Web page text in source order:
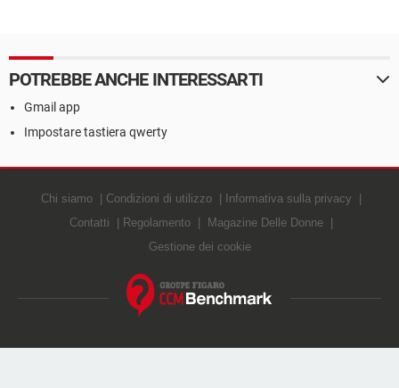
POTREBBE ANCHE INTERESSARTI
Gmail app
Impostare tastiera qwerty
Chi siamo Condizioni di utilizzo
Informativa sulla privacy
Contatti
Regolamento
Magazine Delle Donne
Gestione dei cookie